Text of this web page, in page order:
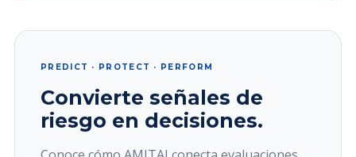
PREDICT · PROTECT · PERFORM
Convierte señales de
riesgo en decisiones.